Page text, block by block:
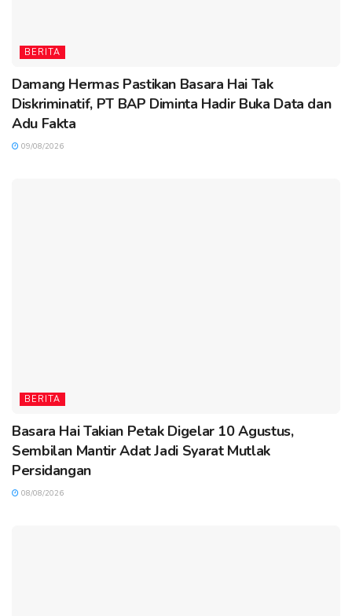
BERITA
Damang Hermas Pastikan Basara Hai Tak
Diskriminatif, PT BAP Diminta Hadir Buka Data dan
Adu Fakta
09/08/2026
BERITA
Basara Hai Takian Petak Digelar 10 Agustus,
Sembilan Mantir Adat Jadi Syarat Mutlak
Persidangan
08/08/2026